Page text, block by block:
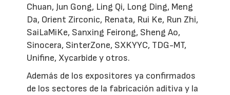
Chuan, Jun Gong, Ling Qi, Long Ding, Meng
Da, Orient Zirconic, Renata, Rui Ke, Run Zhi,
SaiLaMiKe, Sanxing Feirong, Sheng Ao,
Sinocera, SinterZone, SXKYYC, TDG-MT,
Unifine, Xycarbide y otros.
Además de los expositores ya confirmados
de los sectores de la fabricación aditiva y la